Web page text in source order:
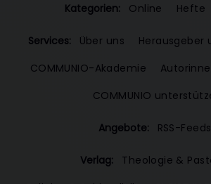
Kategorien: Online Hefte
Services: Über uns
Herausgeber
COMMUNIO-Akademie
COMMUNIO
Angebote: RSS-Feeds
Verlag:
Theologie &